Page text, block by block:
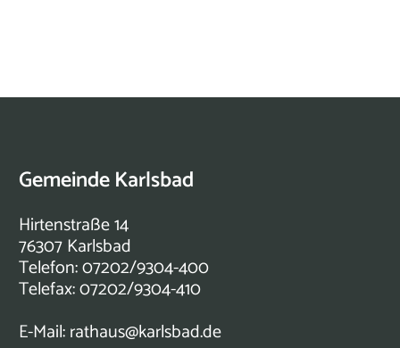
Gemeinde Karlsbad
Hirtenstraße 14
76307 Karlsbad
Telefon: 07202/9304-400
Telefax: 07202/9304-410
E-Mail:rathaus@karlsbad.de